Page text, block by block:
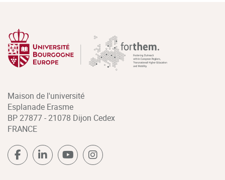
Maison de l'université
Esplanade Erasme
BP 27877 - 21078 Dijon Cedex
FRANCE